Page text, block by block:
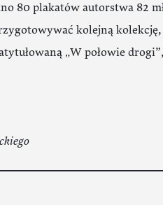
80 plakatów autorstwa 82
kolejną
„W połowie